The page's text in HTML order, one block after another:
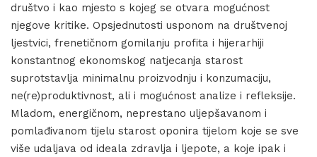
društvo i kao mjesto s kojeg se otvara mogućnost
njegove kritike. Opsjednutosti usponom na društvenoj
ljestvici, frenetičnom gomilanju profita i hijerarhiji
konstantnog ekonomskog natjecanja starost
suprotstavlja minimalnu proizvodnju i konzumaciju,
ne(re)produktivnost, ali i mogućnost analize i refleksije.
Mladom, energičnom, neprestano uljepšavanom i
pomlađivanom tijelu starost oponira tijelom koje se sve
više udaljava od ideala zdravlja i ljepote, a koje ipak i